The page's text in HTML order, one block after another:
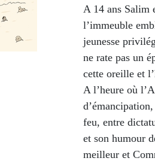
A 14 ans Salim
l’immeuble
jeunesse
ne rate pas un
cette oreille et
A l’heure où
feu, entre
et son humour
meilleur et